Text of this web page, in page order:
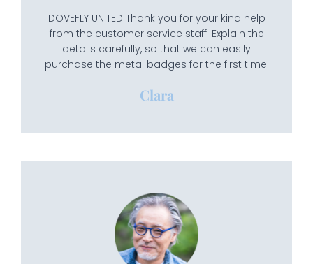
DOVEFLY UNITED Thank you for your kind help
from the customer service staff. Explain the
details carefully, so that we can easily
purchase the metal badges for the first time.
Clara